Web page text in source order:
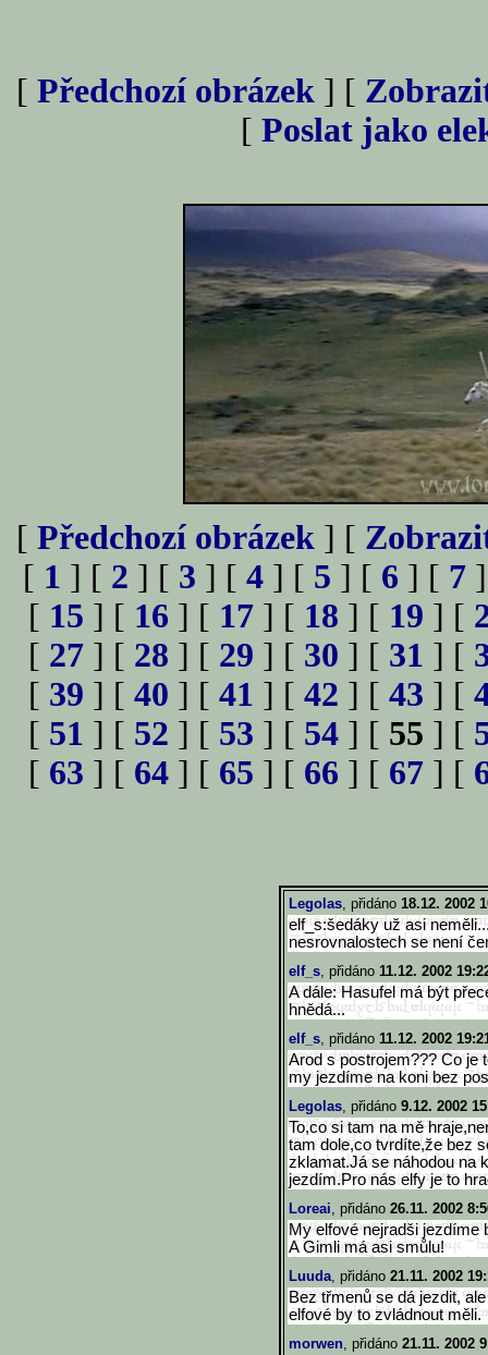
[ Předchozí obrázek ] [
[ Poslat jako
[ Předchozí obrázek ] [
[ 1 ] [ 2 ] [ 3 ] [ 4 ] [ 5 ] [ 6 ] [ 7
[ 15 ] [ 16 ] [ 17 ] [ 18 ] [ 19 ] [
[ 27 ] [ 28 ] [ 29 ] [ 30 ] [ 31 ] [
[ 39 ] [ 40 ] [ 41 ] [ 42 ] [ 43 ] [
[ 51 ] [ 52 ] [ 53 ] [ 54 ] [ 55 ] [
[ 63 ] [ 64 ] [ 65 ] [ 66 ] [ 67 ] [
Legolas, přidáno 18.12. 2002
elf_s:šedáky už asi
nesrovnalostech se není
elf_s, přidáno 11.12. 2002
A dále: Hasufel má být
hnědá...
elf_s, přidáno 11.12. 2002
Arod s postrojem??? Co je
my jezdíme na koni bez
Legolas, přidáno 9.12. 2002
To,co si tam na mě
tam dole,co tvrdíte,že bez
zklamat.Já se náhodou na
jezdím.Pro nás elfy je to
Loreai, přidáno 26.11. 2002
My elfové nejradši jezdíme
A Gimli má asi smůlu!
Luuda, přidáno 21.11. 2002
Bez třmenů se dá jezdit,
elfové by to zvládnout měli.
morwen, přidáno 21.11. 2002